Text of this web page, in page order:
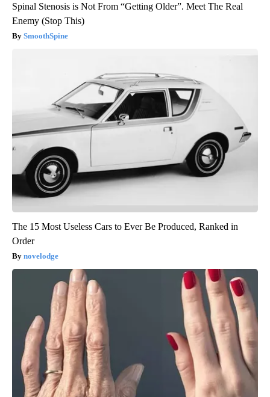
Spinal Stenosis is Not From “Getting Older”. Meet The Real
Enemy (Stop This)
SmoothSpine
The 15 Most Useless Cars to Ever Be Produced, Ranked in
Order
novelodge